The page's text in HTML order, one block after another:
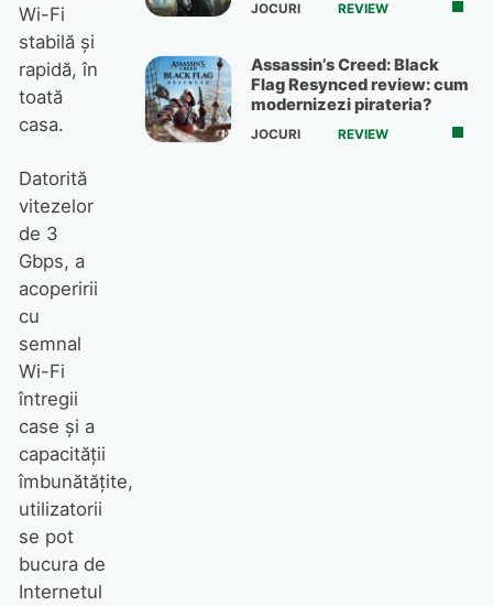
Wi-Fi
stabilă și
rapidă, în
toată
casa.
Datorită
vitezelor
de 3
Gbps, a
acoperirii
cu
semnal
Wi-Fi
întregii
case și a
capacității
îmbunătățite,
utilizatorii
se pot
bucura de
Internetul
JOCURI REVIEW
Assassin’s Creed: Black
Flag Resynced review: cum
modernizezi pirateria?
JOCURI REVIEW